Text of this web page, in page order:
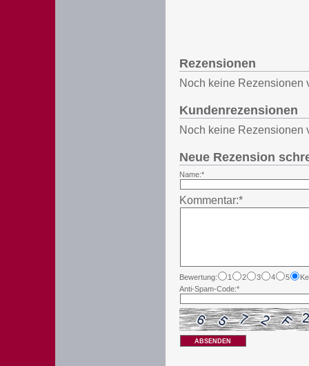
Rezensionen
Noch keine Rezensionen
Kundenrezensionen
Noch keine Rezensionen
Neue Rezension
Name:*
Kommentar:*
Bewertung: 1 2 3 4 5
Anti-Spam-Code:*
ABSENDEN